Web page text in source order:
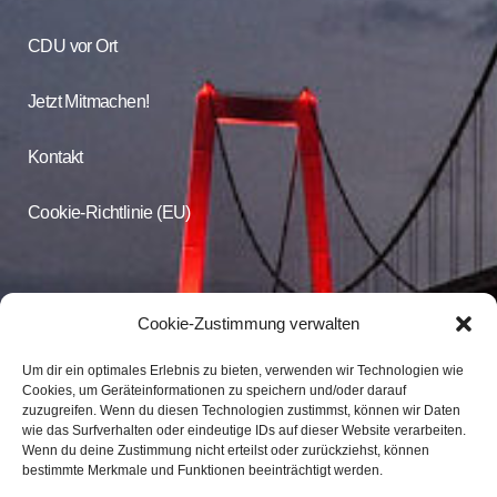
Cookie-Zustimmung verwalten
Um dir ein optimales Erlebnis zu bieten, verwenden wir Technologien wie
Cookies, um Geräteinformationen zu speichern und/oder darauf
zuzugreifen. Wenn du diesen Technologien zustimmst, können wir Daten
wie das Surfverhalten oder eindeutige IDs auf dieser Website verarbeiten.
Wenn du deine Zustimmung nicht erteilst oder zurückziehst, können
bestimmte Merkmale und Funktionen beeinträchtigt werden.
CDU vor Ort
Jetzt Mitmachen!
Kontakt
Cookie-Richtlinie (EU)
CDU Online
Folgen Sie der CDU Emmerich auf Facebook und Instagram
CDU Emmerich
CDU Emmerich